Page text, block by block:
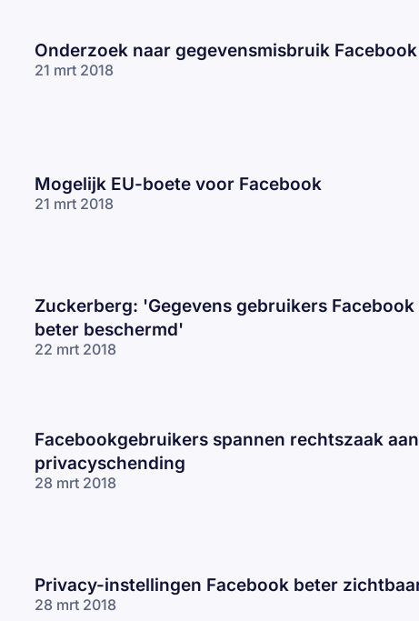
Onderzoek naar gegevensmisbruik Facebook
21 mrt 2018
Mogelijk EU-boete voor Facebook
21 mrt 2018
Zuckerberg: 'Gegevens gebruikers
beter beschermd'
22 mrt 2018
Facebookgebruikers spannen rechtszaak
privacyschending
28 mrt 2018
Privacy-instellingen Facebook beter
28 mrt 2018